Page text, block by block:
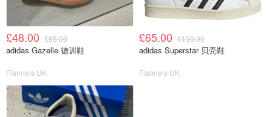
£48.00 £95.00
adidas Gazelle 德训鞋
Flannels UK
£65.00 £130.00
adidas Superstar 贝壳鞋
Flannels UK